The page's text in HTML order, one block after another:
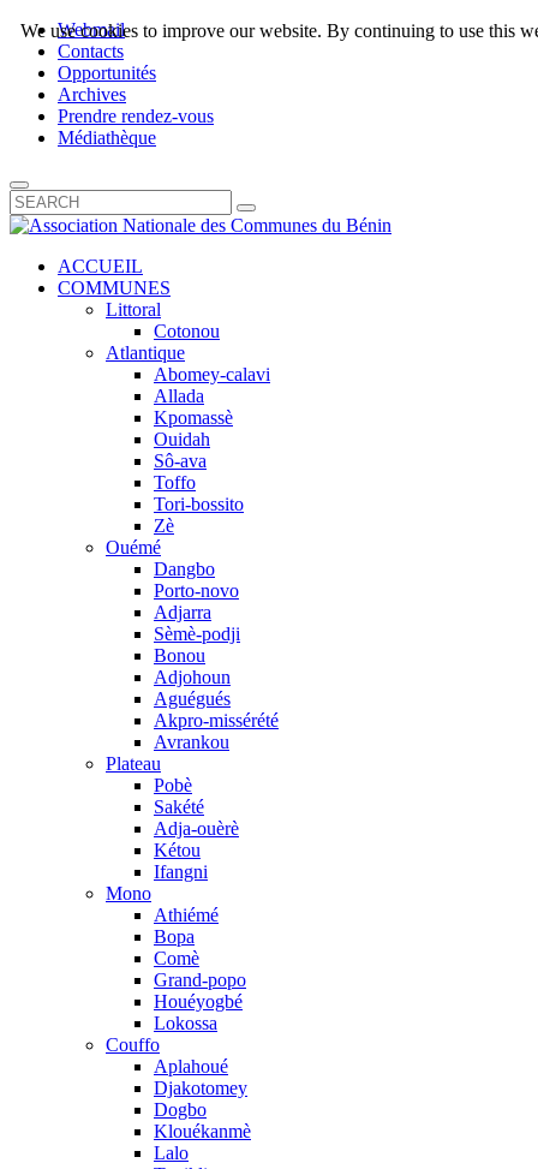
Webmail
Contacts
Opportunités
Archives
Prendre rendez-vous
Médiathèque
ACCUEIL
COMMUNES
Littoral
Cotonou
Atlantique
Abomey-calavi
Allada
Kpomassè
Ouidah
Sô-ava
Toffo
Tori-bossito
Zè
Ouémé
Dangbo
Porto-novo
Adjarra
Sèmè-podji
Bonou
Adjohoun
Aguégués
Akpro-missérété
Avrankou
Plateau
Pobè
Sakété
Adja-ouèrè
Kétou
Ifangni
Mono
Athiémé
Bopa
Comè
Grand-popo
Houéyogbé
Lokossa
Couffo
Aplahoué
Djakotomey
Dogbo
Klouékanmè
Lalo
We use cookies to improve our website. By continuing to use this